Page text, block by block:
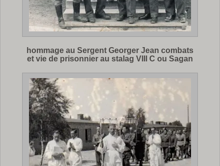
hommage au Sergent Georger Jean combats
et vie de prisonnier au stalag VIII C ou Sagan